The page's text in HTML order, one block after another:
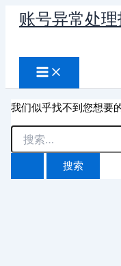
账号异常处
索
我们似乎找不到您想要
搜
索：